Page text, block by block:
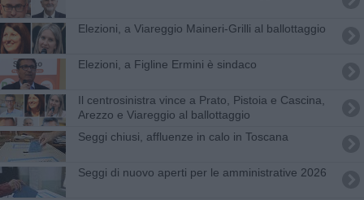
Elezioni, a Viareggio Maineri-Grilli al ballottaggio
Elezioni, a Figline Ermini è sindaco
Il centrosinistra vince a Prato, Pistoia e Cascina,
Arezzo e Viareggio al ballottaggio
Seggi chiusi, affluenze in calo in Toscana
Seggi di nuovo aperti per le amministrative 2026